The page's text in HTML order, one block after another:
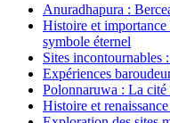
Anuradhapura :
Histoire et
symbole éternel
Sites incontournables
Expériences
Polonnaruwa : La
Histoire et